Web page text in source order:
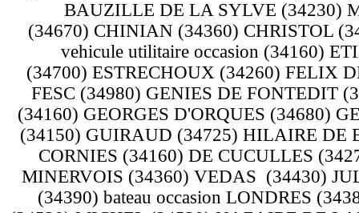
BAUZILLE DE LA SYLVE (34230)
(34670) CHINIAN (34360) CHRISTOL
vehicule utilitaire occasion (34160)
(34700) ESTRECHOUX (34260) FELIX
FESC (34980) GENIES DE FONTEDIT
(34160) GEORGES D'ORQUES (34680)
(34150) GUIRAUD (34725) HILAIRE DE
CORNIES (34160) DE CUCULLES
MINERVOIS (34360) VEDAS (34430)
(34390) bateau occasion LONDRES